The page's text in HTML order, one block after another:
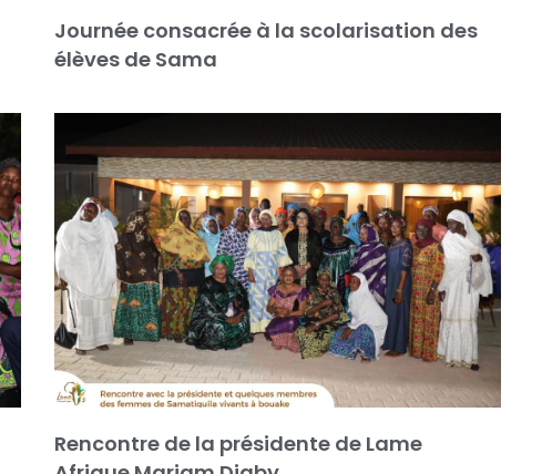
Journée consacrée à la scolarisation des
élèves de Sama
Rencontre de la présidente de Lame